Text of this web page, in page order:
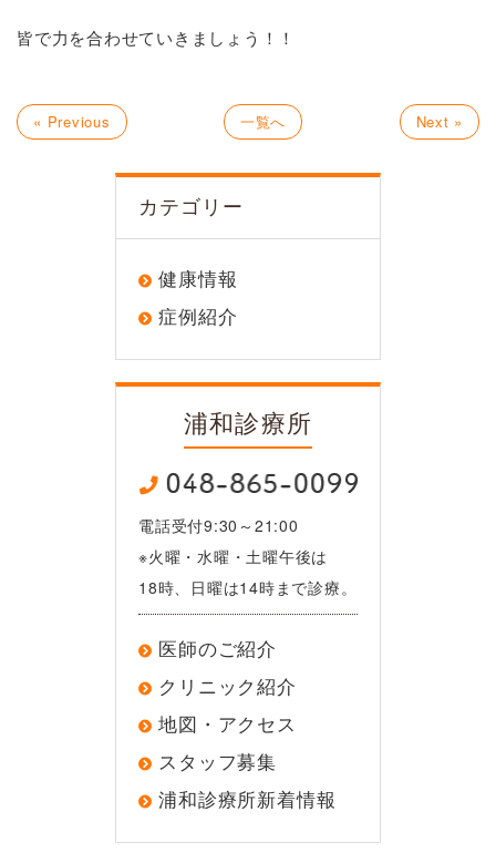
皆で力を合わせていきましょう！！
« Previous 一覧へ Next »
カテゴリー
健康情報
症例紹介
浦和診療所
電話受付9:30～21:00
※火曜・水曜・土曜午後は
18時、日曜は14時まで診療。
医師のご紹介
クリニック紹介
地図・アクセス
スタッフ募集
浦和診療所新着情報